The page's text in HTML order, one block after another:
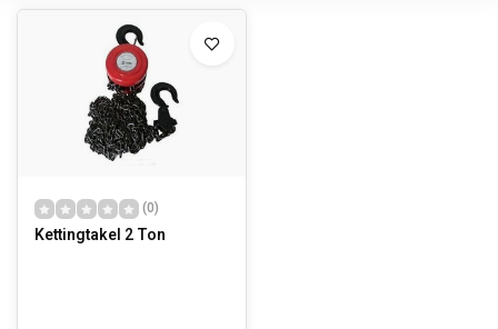
(0)
Kettingtakel 2 Ton